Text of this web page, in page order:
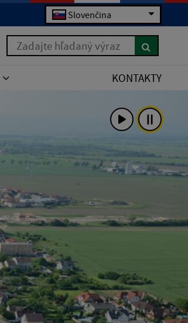
Slovenčina
Zadajte hľadaný výraz
KONTAKTY